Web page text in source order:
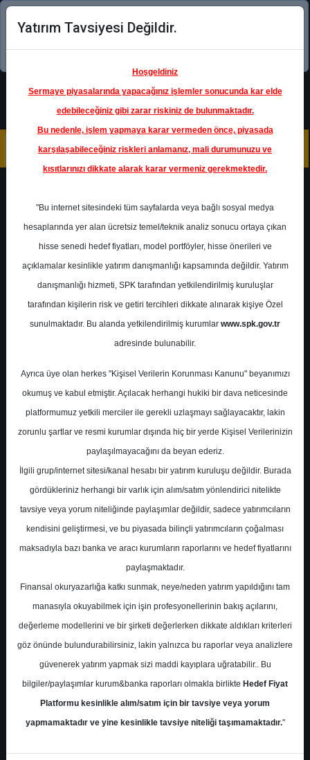
Şimdi uygulamayı indirin!
Ana Sayfa Raporlar
Garanti BBVA
Rapor Detay
AKSEN - Hedef Fiyat
Garanti BBVA 04 Mart 2025
Garanti BBVA Yatırım, AKSEN-Aksa Enerji
için hedef fiyatını 62.5 TL, tavsiyesini
"endeks üstü getiri" olarak korudu
S.No Dosya Adı İndir
1
garanti-bbva-aksa-enerji-
aksen-hedef-fiyat-550494
İlgili
Dosyayı
Yatırım Tavsiyesi Değildir.
Hoşgeldiniz
Sermaye piyasalarında yapacağınız işlemler sonucunda kar elde
edebileceğiniz gibi zarar riskiniz de bulunmaktadır.
Bu nedenle, işlem yapmaya karar vermeden önce, piyasada
karşılaşabileceğiniz riskleri anlamanız, mali durumunuzu ve
kısıtlarınızı dikkate alarak karar vermeniz gerekmektedir.
"Bu internet sitesindeki tüm sayfalarda veya bağlı sosyal medya
hesaplarında yer alan ücretsiz temel/teknik analiz sonucu ortaya çıkan
hisse senedi hedef fiyatları, model portföyler, hisse önerileri ve
açıklamalar kesinlikle yatırım danışmanlığı kapsamında değildir. Yatırım
danışmanlığı hizmeti, SPK tarafından yetkilendirilmiş kuruluşlar
tarafından kişilerin risk ve getiri tercihleri dikkate alınarak kişiye Özel
sunulmaktadır. Bu alanda yetkilendirilmiş kurumlar www.spk.gov.tr
adresinde bulunabilir.
Ayrıca üye olan herkes "Kişisel Verilerin Korunması Kanunu" beyanımızı
okumuş ve kabul etmiştir. Açılacak herhangi hukiki bir dava neticesinde
platformumuz yetkili merciler ile gerekli uzlaşmayı sağlayacaktır, lakin
zorunlu şartlar ve resmi kurumlar dışında hiç bir yerde Kişisel Verilerinizin
paylaşılmayacağını da beyan ederiz.
İlgili grup/internet sitesi/kanal hesabı bir yatırım kuruluşu değildir. Burada
gördükleriniz herhangi bir varlık için alım/satım yönlendirici nitelikte
tavsiye veya yorum niteliğinde paylaşımlar değildir, sadece yatırımcıların
kendisini geliştirmesi, ve bu piyasada bilinçli yatırımcıların çoğalması
maksadıyla bazı banka ve aracı kurumların raporlarını ve hedef fiyatlarını
paylaşmaktadır.
Finansal okuryazarlığa katkı sunmak, neye/neden yatırım yapıldığını tam
manasıyla okuyabilmek için işin profesyonellerinin bakış açılarını,
değerleme modellerini ve bir şirketi değerlerken dikkate aldıkları kriterleri
göz önünde bulundurabilirsiniz, lakin yalnızca bu raporlar veya analizlere
güvenerek yatırım yapmak sizi maddi kayıplara uğratabilir.. Bu
bilgiler/paylaşımlar kurum&banka raporları olmakla birlikte Hedef Fiyat
Platformu kesinlikle alım/satım için bir tavsiye veya yorum
yapmamaktadır ve yine kesinlikle tavsiye niteliği taşımamaktadır."